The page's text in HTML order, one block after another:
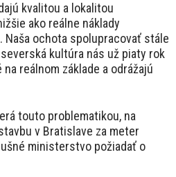
kvalitou a lokalitou
ako reálne náklady
Naša ochota spolupracovať stále
kultúra nás už piaty rok
reálnom základe a odrážajú
touto problematikou, na
v Bratislave za meter
ministerstvo požiadať o